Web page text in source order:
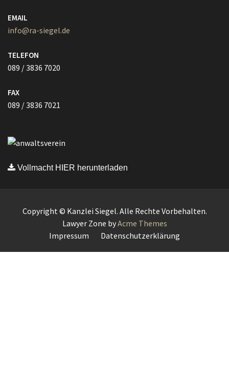
EMAIL
info@ra-siegel.de
TELEFON
089 / 3836 7020
FAX
089 / 3836 7021
Vollmacht HIER herunterladen
Copyright © Kanzlei Siegel. Alle Rechte Vorbehalten.
Lawyer Zone byAcme Themes
Impressum
Datenschutzerklärung